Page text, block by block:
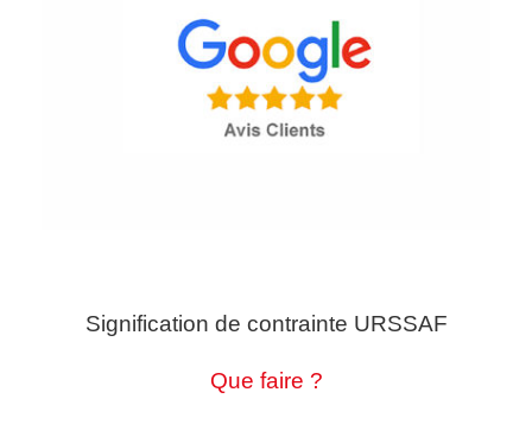
Signification de contrainte URSSAF
Que faire ?